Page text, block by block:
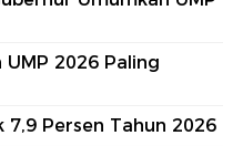
2026 Paling
Persen Tahun 2026